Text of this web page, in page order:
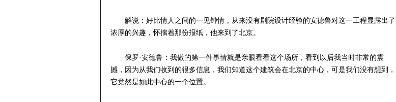
解说：好比情人之间的一见钟情，从来没有剧院设计经验的安德鲁对这一工程显露出了
浓厚的兴趣，怀揣着那份报纸，他来到了北京。
保罗·安德鲁：我做的第一件事情就是亲眼看看这个场所，看到以后我当时非常的震
撼，因为从我们收到的很多信息，我们知道这个建筑会在北京的中心，可是我们没有想到，
它竟然是如此中心的一个位置。